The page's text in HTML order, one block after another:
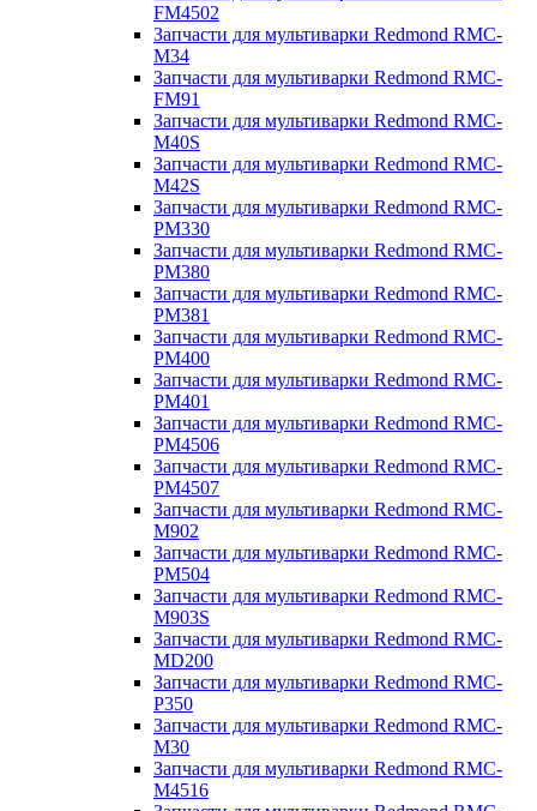
FM4502
Запчасти для мультиварки Redmond RMC-
M34
Запчасти для мультиварки Redmond RMC-
FM91
Запчасти для мультиварки Redmond RMC-
M40S
Запчасти для мультиварки Redmond RMC-
M42S
Запчасти для мультиварки Redmond RMC-
PM330
Запчасти для мультиварки Redmond RMC-
PM380
Запчасти для мультиварки Redmond RMC-
PM381
Запчасти для мультиварки Redmond RMC-
PM400
Запчасти для мультиварки Redmond RMC-
PM401
Запчасти для мультиварки Redmond RMC-
PM4506
Запчасти для мультиварки Redmond RMC-
PM4507
Запчасти для мультиварки Redmond RMC-
M902
Запчасти для мультиварки Redmond RMC-
PM504
Запчасти для мультиварки Redmond RMC-
M903S
Запчасти для мультиварки Redmond RMC-
MD200
Запчасти для мультиварки Redmond RMC-
P350
Запчасти для мультиварки Redmond RMC-
M30
Запчасти для мультиварки Redmond RMC-
M4516